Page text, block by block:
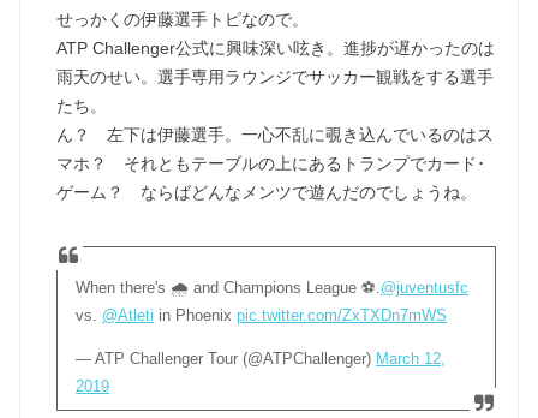
せっかくの伊藤選手トピなので。
ATP Challenger公式に興味深い呟き。進捗が遅かったのは
雨天のせい。選手専用ラウンジでサッカー観戦をする選手
たち。
ん？ 左下は伊藤選手。一心不乱に覗き込んでいるのはス
マホ？ それともテーブルの上にあるトランプでカード･
ゲーム？ ならばどんなメンツで遊んだのでしょうね。
When there's 🌧 and Champions League ⚽️. @juventusfc
vs. @Atleti in Phoenixpic.twitter.com/ZxTXDn7mWS
— ATP Challenger Tour (@ATPChallenger) March 12,
2019